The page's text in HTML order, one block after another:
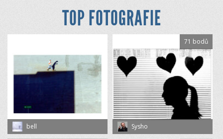
TOP FOTOGRAFIE
bell Sysho
71 bodů